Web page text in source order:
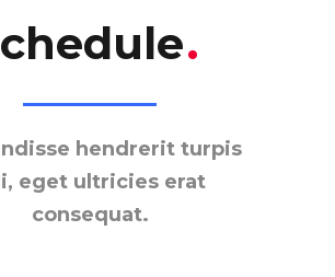
.
hendrerit turpis
eget ultricies erat
consequat.